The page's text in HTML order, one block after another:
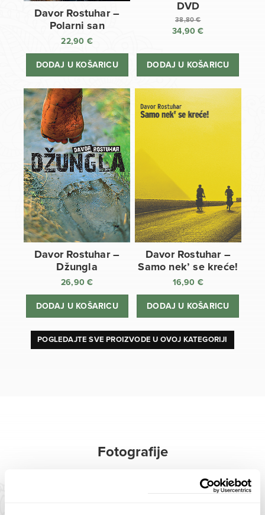
Davor Rostuhar –
Polarni san
22,90 €
DODAJ U KOŠARICU
DVD
38,80€
Izvorna
bila
34,90€
cijena
DODAJ U KOŠARICU
Davor Rostuhar –
Džungla
26,90€
DODAJ U KOŠARICU
Davor Rostuhar –
Samo nek’ se kreće!
16,90 €
DODAJ U KOŠARICU
POGLEDAJTE SVE PROIZVODE U OVOJ KATEGORIJI
Fotografije